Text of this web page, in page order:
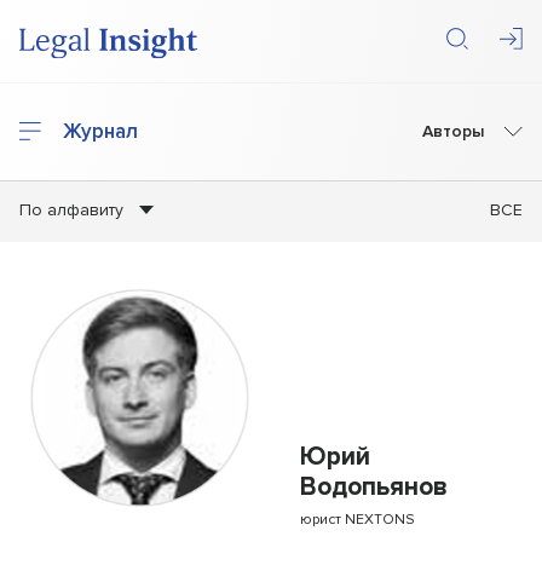
Журнал Авторы
По алфавиту ВСЕ
Юрий
Водопьянов
юрист NEXTONS